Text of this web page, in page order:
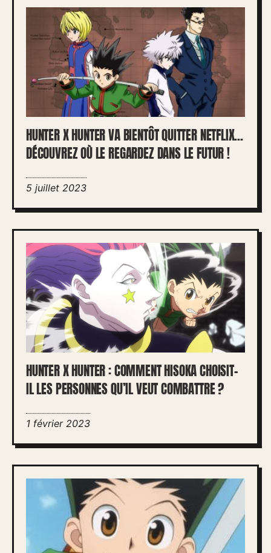
HUNTER X HUNTER VA BIENTÔT QUITTER NETFLIX…
DÉCOUVREZ OÙ LE REGARDEZ DANS LE FUTUR !
5 juillet 2023
HUNTER X HUNTER : COMMENT HISOKA CHOISIT-
IL LES PERSONNES QU’IL VEUT COMBATTRE ?
1 février 2023